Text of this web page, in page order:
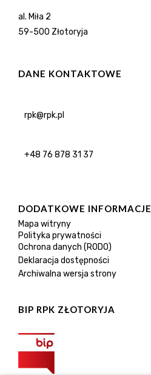
al. Miła 2
59-500 Złotoryja
DANE KONTAKTOWE
rpk@rpk.pl
+48 76 878 31 37
DODATKOWE INFORMACJE
Mapa witryny
Polityka prywatności
Ochrona danych (RODO)
Deklaracja dostępności
Archiwalna wersja strony
BIP RPK ZŁOTORYJA